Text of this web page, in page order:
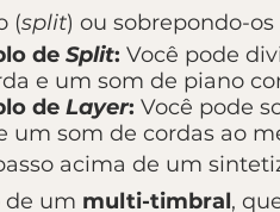
(split) ou sobrepondo-os
de Split: Você pode
e um som de piano
de Layer: Você pode
um som de cordas ao
acima de um
de um multi-timbral,